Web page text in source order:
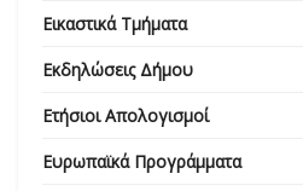
Εικαστικά Τμήματα
Εκδηλώσεις Δήμου
Ετήσιοι Απολογισμοί
Ευρωπαϊκά Προγράμματα